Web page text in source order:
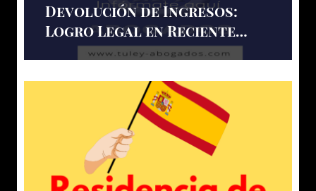
Devolución de Ingresos:
Logro Legal en Reciente
Solicitud